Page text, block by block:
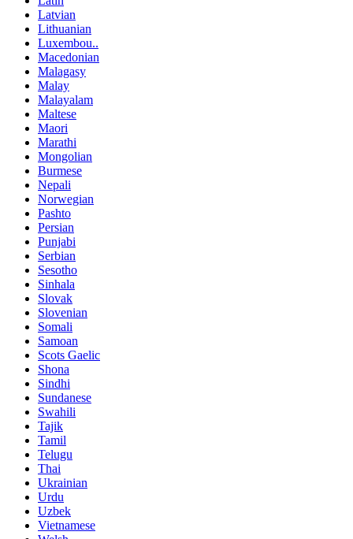
Latvian
Lithuanian
Luxembou..
Macedonian
Malagasy
Malay
Malayalam
Maltese
Maori
Marathi
Mongolian
Burmese
Nepali
Norwegian
Pashto
Persian
Punjabi
Serbian
Sesotho
Sinhala
Slovak
Slovenian
Somali
Samoan
Scots Gaelic
Shona
Sindhi
Sundanese
Swahili
Tajik
Tamil
Telugu
Thai
Ukrainian
Urdu
Uzbek
Vietnamese